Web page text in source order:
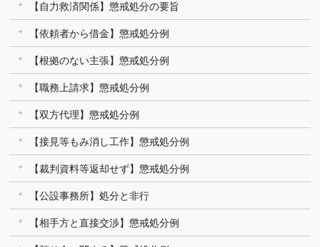
【自力救済関係】懲戒処分の要旨
【依頼者から借金】懲戒処分例
【根拠のない主張】懲戒処分例
【職務上請求】懲戒処分例
【双方代理】懲戒処分例
【接見等もみ消し工作】懲戒処分例
【裁判資料等返却せず】懲戒処分例
【公設事務所】処分と非行
【相手方と直接交渉】懲戒処分例